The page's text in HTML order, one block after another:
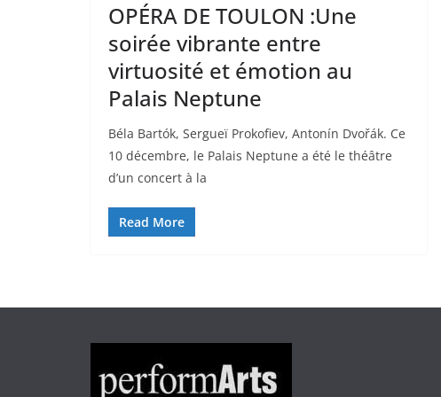
OPÉRA DE TOULON :Une
soirée vibrante entre
virtuosité et émotion au
Palais Neptune
Béla Bartók, Sergueï Prokofiev, Antonín Dvořák. Ce
10 décembre, le Palais Neptune a été le théâtre
d’un concert à la
Read More